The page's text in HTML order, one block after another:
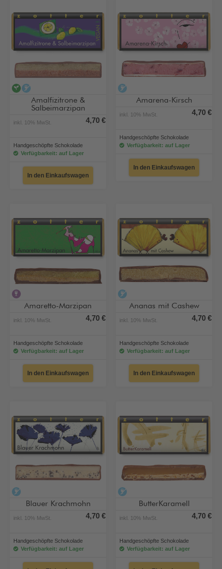
vegan
Amalfizitrone &
Salbeimarzipan
inkl. 10% MwSt. 4,70 €
Handgeschöpfte Schokolade
Verfügbarkeit: auf Lager
In den Einkaufswagen
Amarena-Kirsch
inkl. 10% MwSt. 4,70 €
Handgeschöpfte Schokolade
Verfügbarkeit: auf Lager
In den Einkaufswagen
Amaretto-Marzipan
inkl. 10% MwSt. 4,70 €
Handgeschöpfte Schokolade
Verfügbarkeit: auf Lager
In den Einkaufswagen
Ananas mit Cashew
inkl. 10% MwSt. 4,70 €
Handgeschöpfte Schokolade
Verfügbarkeit: auf Lager
In den Einkaufswagen
Blauer Krachmohn
inkl. 10% MwSt. 4,70 €
Handgeschöpfte Schokolade
Verfügbarkeit: auf Lager
ButterKaramell
inkl. 10% MwSt. 4,70 €
Handgeschöpfte Schokolade
Verfügbarkeit: auf Lager